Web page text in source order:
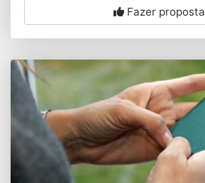
Fazer proposta